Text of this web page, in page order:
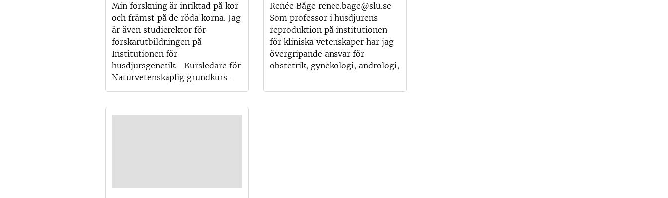
Min forskning är inriktad på kor
och främst på de röda korna. Jag
är även studierektor för
forskarutbildningen på
Institutionen för
husdjursgenetik. Kursledare för
Naturvetenskaplig grundkurs -
Renée Båge renee.bage@slu.se
Som professor i husdjurens
reproduktion på institutionen
för kliniska vetenskaper har jag
övergripande ansvar för
obstetrik, gynekologi, andrologi,